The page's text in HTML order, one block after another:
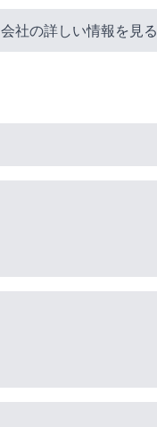
会社の詳しい情報を見る